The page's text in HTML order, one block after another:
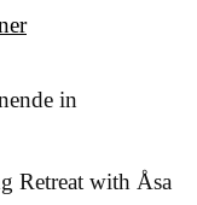
in
Retreat with Åsa